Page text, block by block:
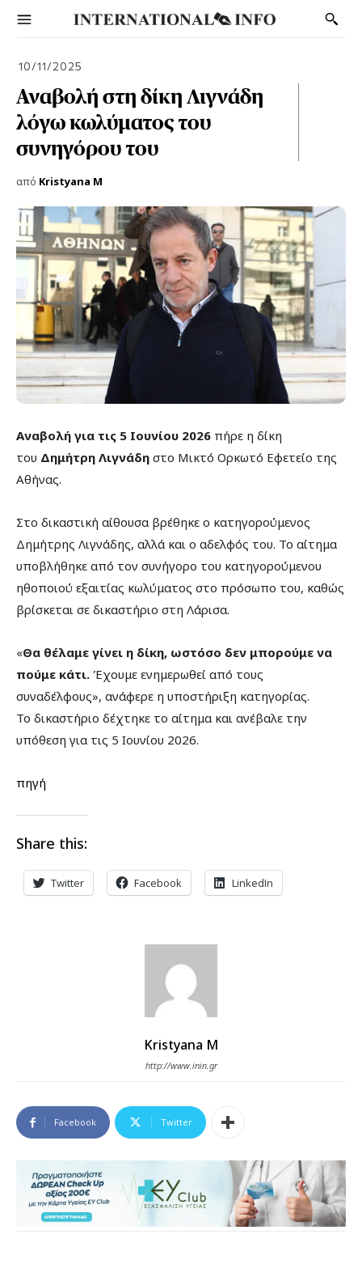
10/11/2025
Αναβολή στη δίκη Λιγνάδη
λόγω κωλύματος του
συνηγόρου του
από Kristyana M
Αναβολή για τις 5 Ιουνίου 2026 πήρε η δίκη
του Δημήτρη Λιγνάδη στο Μικτό Ορκωτό Εφετείο της
Αθήνας.
Στο δικαστική αίθουσα βρέθηκε ο κατηγορούμενος
Δημήτρης Λιγνάδης, αλλά και ο αδελφός του. Το αίτημα
υποβλήθηκε από τον συνήγορο του κατηγορούμενου
ηθοποιού εξαιτίας κωλύματος στο πρόσωπο του, καθώς
βρίσκεται σε δικαστήριο στη Λάρισα.
«Θα θέλαμε γίνει η δίκη, ωστόσο δεν μπορούμε να
πούμε κάτι. Έχουμε ενημερωθεί από τους
συναδέλφους», ανάφερε η υποστήριξη κατηγορίας.
Το δικαστήριο δέχτηκε το αίτημα και ανέβαλε την
υπόθεση για τις 5 Ιουνίου 2026.
πηγή
Share this:
Twitter Facebook LinkedIn
Kristyana M
http://www.inin.gr
Facebook Twitter